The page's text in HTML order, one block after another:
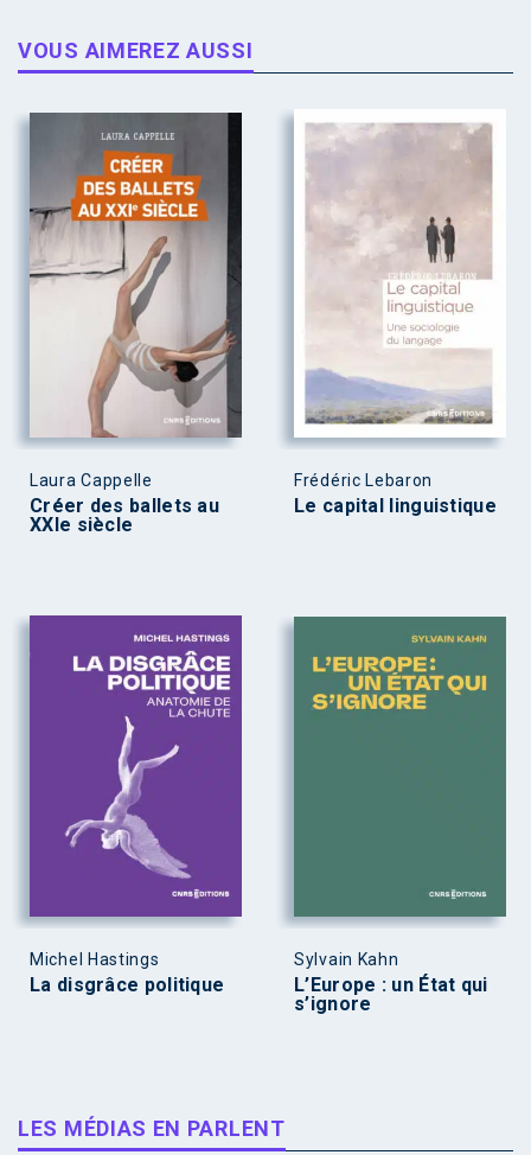
VOUS AIMEREZ AUSSI
Laura Cappelle
Créer des ballets au
XXIe siècle
Frédéric Lebaron
Le capital linguistique
Michel Hastings
La disgrâce politique
Sylvain Kahn
L’Europe : un État qui
s’ignore
LES MÉDIAS EN PARLENT